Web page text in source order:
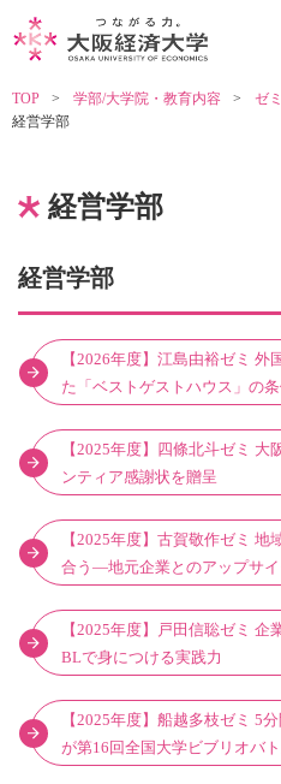
TOP 学部/大学院・教育内容 ゼ
経営学部
経営学部
経営学部
【2026年度】江島由裕ゼミ
た「ベストゲストハウス」の
【2025年度】四條北斗ゼミ
ンティア感謝状を贈呈
【2025年度】古賀敬作ゼミ
合う―地元企業とのアップサ
【2025年度】戸田信聡ゼミ
BLで身につける実践力
【2025年度】船越多枝ゼミ 5
が第16回全国大学ビブリオバ